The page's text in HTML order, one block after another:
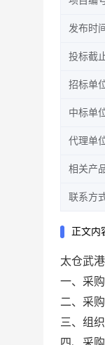
发布时间
投标截
招标单
中标单
代理单
相关产
联系方
正文内
太仓武
一、采购
二、采
三、组织
四、采